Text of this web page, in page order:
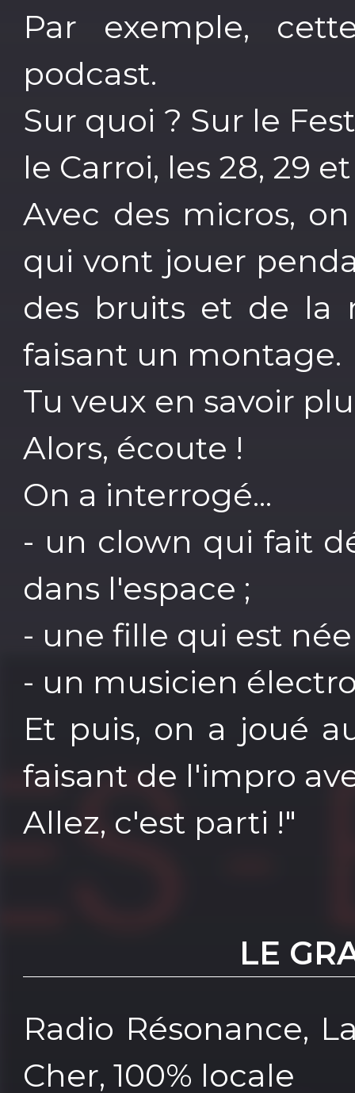
Par exemple,
podcast.
Sur quoi ? Sur le
le Carroi, les 28, 29
Avec des micros,
qui vont jouer
des bruits et de la
faisant un montage.
Tu veux en savoir
Alors, écoute !
On a interrogé...
- un clown qui fait
dans l'espace ;
- une fille qui est
- un musicien
Et puis, on a joué
faisant de l'impro
Allez, c'est parti !"
LE
Radio Résonance,
Cher, 100% locale